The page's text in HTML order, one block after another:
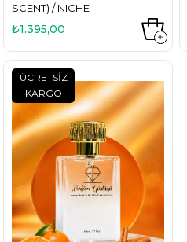
SCENT) / NICHE
₺1.395,00
ÜCRETSIZ
KARGO